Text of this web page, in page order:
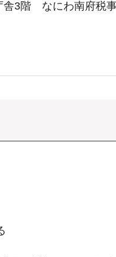
舎3階 なにわ南府税